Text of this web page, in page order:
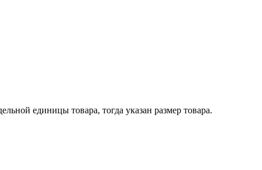
единицы товара, тогда указан размер товара.